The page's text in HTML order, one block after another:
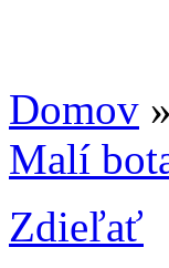
Domov »
Malí
Zdieľať